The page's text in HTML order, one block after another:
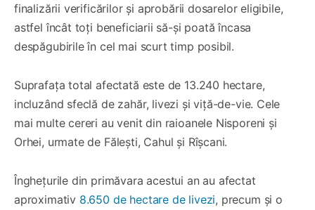
finalizării verificărilor și aprobării dosarelor eligibile,
astfel încât toți beneficiarii să-și poată încasa
despăgubirile în cel mai scurt timp posibil.
Suprafața total afectată este de 13.240 hectare,
incluzând sfeclă de zahăr, livezi și viță-de-vie. Cele
mai multe cereri au venit din raioanele Nisporeni și
Orhei, urmate de Fălești, Cahul și Rîșcani.
Înghețurile din primăvara acestui an au afectat
aproximativ 8.650 de hectare de livezi, precum și o